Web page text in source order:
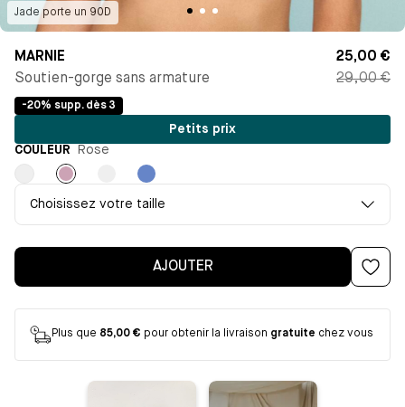
Jadeporte un 90D
MARNIE
Soutien-gorge sans armature
25,00 €
29,00 €
-20% supp. dès 3
Petits prix
COULEUR
Rose
Milk Rose Noir
Bleu
Antoinette
Choisissez votre taille
AJOUTER
Plus que 85,00 € pour obtenir la livraison gratuite chez vous